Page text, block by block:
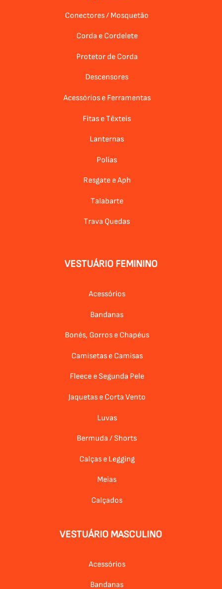
Conectores / Mosquetão
Corda e Cordelete
Protetor de Corda
Descensores
Acessórios e Ferramentas
Fitas e Têxteis
Lanternas
Polias
Resgate e Aph
Talabarte
Trava Quedas
VESTUÁRIO FEMININO
Acessórios
Bandanas
Bonés, Gorros e Chapéus
Camisetas e Camisas
Fleece e Segunda Pele
Jaquetas e Corta Vento
Luvas
Bermuda / Shorts
Calças e Legging
Meias
Calçados
VESTUÁRIO MASCULINO
Acessórios
Bandanas